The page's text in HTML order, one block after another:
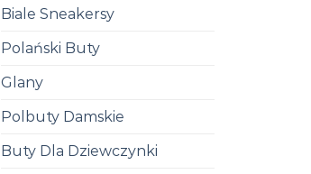
Biale Sneakersy
Polański Buty
Glany
Polbuty Damskie
Buty Dla Dziewczynki